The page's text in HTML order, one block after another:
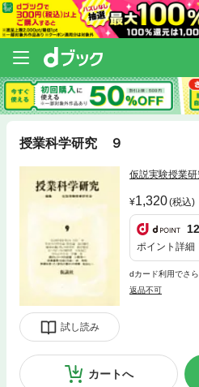
授業科学研究 ９
試し読み
仮説実験授業
1,320(税込)
12
ポイント詳細
dカード利用でさ
返品不可
カートへ